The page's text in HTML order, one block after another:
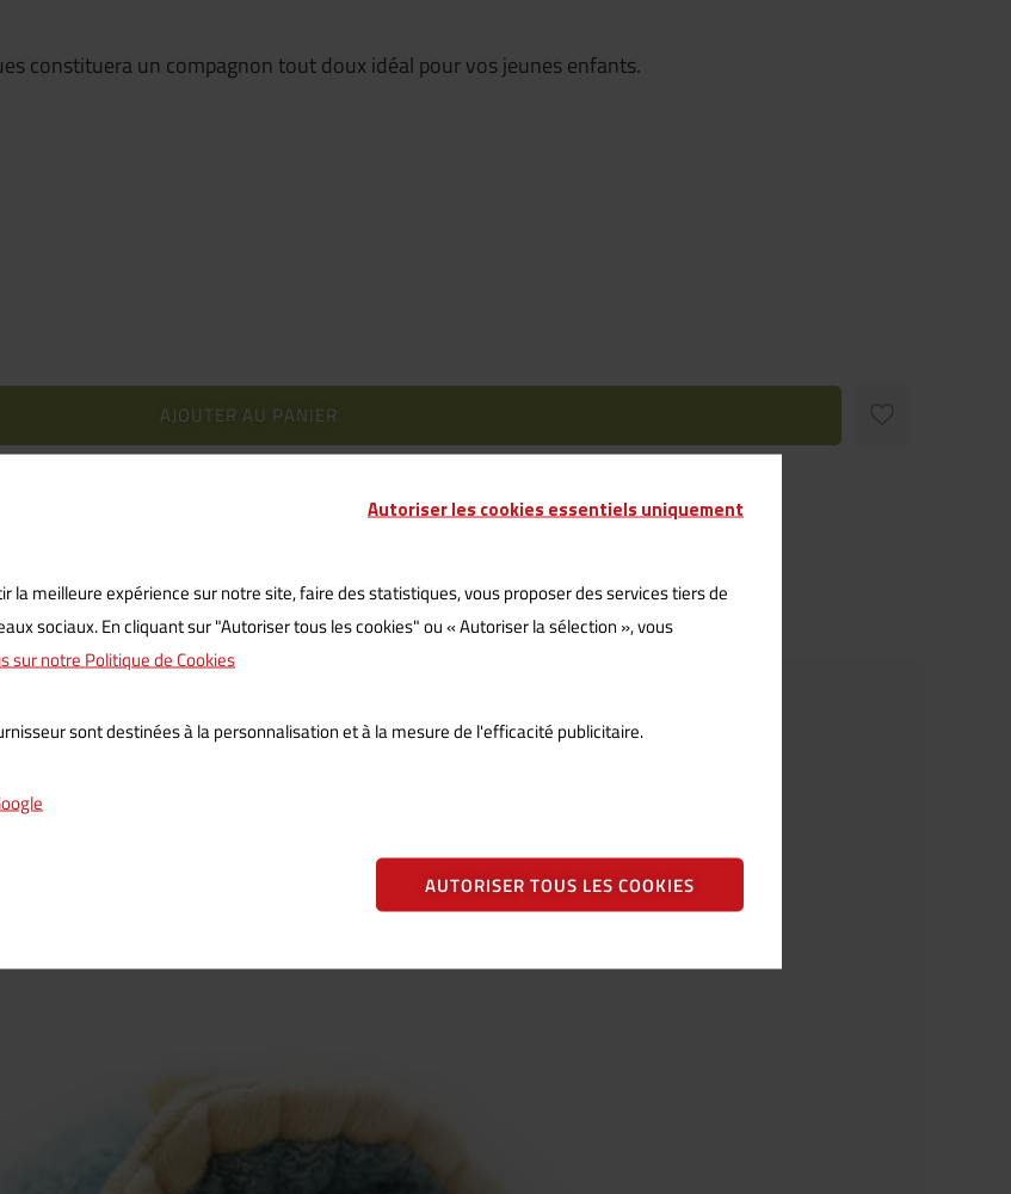
Autoriser les cookies essentiels uniquement
la meilleure expérience sur notre site, faire des statistiques, vous proposer des services tiers de
sociaux. En cliquant sur "Autoriser tous les cookies" ou « Autoriser la sélection », vous
sur notre Politique de Cookies
sont destinées à la personnalisation et à la mesure de l'efficacité publicitaire.
AUTORISER TOUS LES COOKIES
constituera un compagnon tout doux idéal pour vos jeunes enfants.
AJOUTER AU PANIER